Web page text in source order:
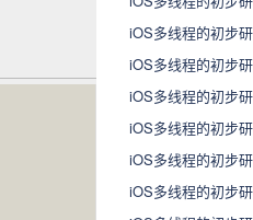
iOS多线程的初步
iOS多线程的初步
iOS多线程的初步
iOS多线程的初步
iOS多线程的初步
iOS多线程的初步